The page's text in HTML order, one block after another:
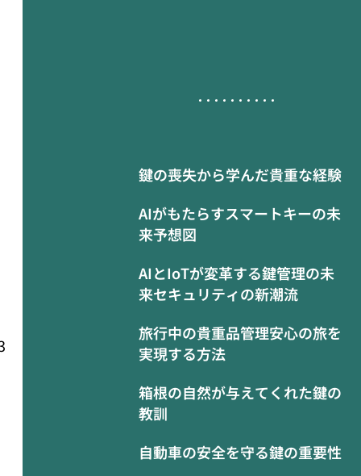
鍵の喪失から学んだ貴重な経験
AIがもたらすスマートキーの未
来予想図
AIとIoTが変革する鍵管理の未
来セキュリティの新潮流
旅行中の貴重品管理安心の旅を
実現する方法
箱根の自然が与えてくれた鍵の
教訓
自動車の安全を守る鍵の重要性